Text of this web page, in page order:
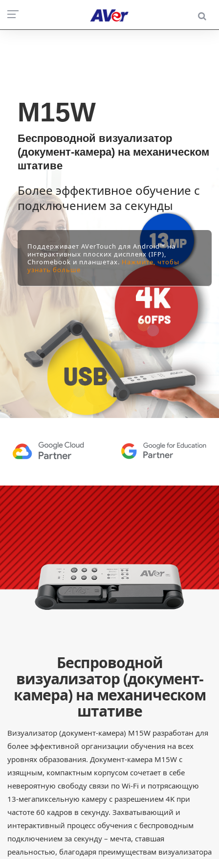
M15W
Беспроводной визуализатор
(документ-камера) на механическом
штативе
Более эффективное обучение с
подключением за секунды
Поддерживает AVerTouch для Android™ на
интерактивных плоских дисплеях (IFP),
Chromebook и планшетах. Нажмите, чтобы
узнать больше
Беспроводной
визуализатор (документ-
камера) на механическом
штативе
Визуализатор (документ-камера) M15W разработан для
более эффективной организации обучения на всех
уровнях образования. Документ-камера M15W с
изящным, компактным корпусом сочетает в себе
невероятную свободу связи по Wi-Fi и потрясающую
13-мегапиксельную камеру с разрешением 4K при
частоте 60 кадров в секунду. Захватывающий и
интерактивный процесс обучения с беспроводным
подключением за секунду – мечта, ставшая
реальностью, благодаря преимуществам визуализатора